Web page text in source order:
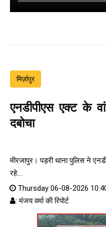
मिर्ज़ापुर
एनडीपीएस एक्ट के
दबोचा
मीरजापुर। पड़री थाना पुलिस ने
रहे....
Thursday 06-08-2026
: मंजय वर्मा की रिपोर्ट